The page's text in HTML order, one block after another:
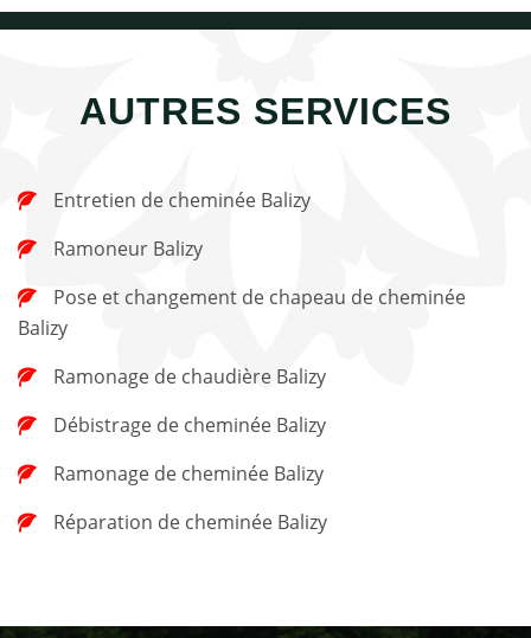
AUTRES SERVICES
Entretien de cheminée Balizy
Ramoneur Balizy
Balizy
Ramonage de chaudière Balizy
Débistrage de cheminée Balizy
Ramonage de cheminée Balizy
Réparation de cheminée Balizy